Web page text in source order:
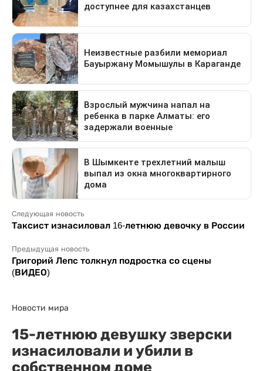
Следующая новость
Таксист изнасиловал 16-летнюю девочку в России
Предыдущая новость
Григорий Лепс толкнул подростка со сцены
(ВИДЕО)
Новости мира
15-летнюю девушку зверски
изнасиловали и убили в
собственном доме